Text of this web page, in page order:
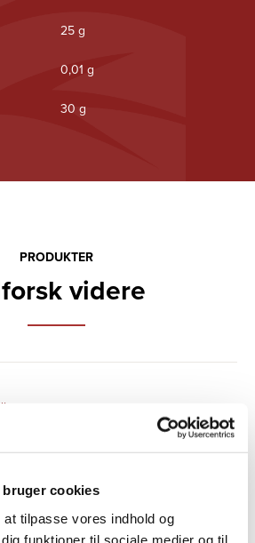
bruger cookies
tilpasse vores indhold og
funktioner til sociale medier og til
25 g
0,01 g
30 g
PRODUKTER
videre